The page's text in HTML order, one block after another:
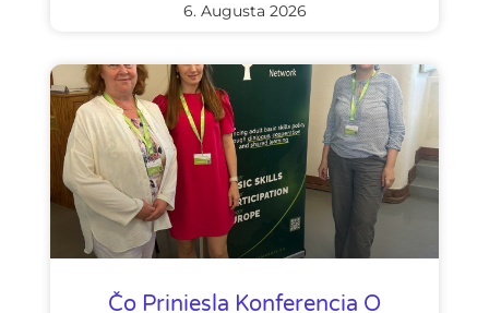
6. Augusta 2026
Čo Priniesla Konferencia O